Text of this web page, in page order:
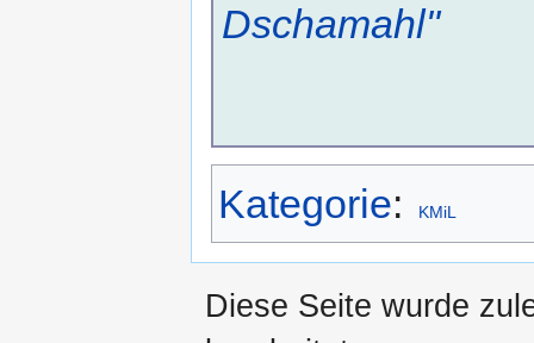
Dschamahl"
Kategorie: KMiL
Diese Seite wurde